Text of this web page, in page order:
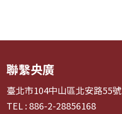
聯繫央廣
臺北市104中山區北安路55號
TEL : 886-2-28856168